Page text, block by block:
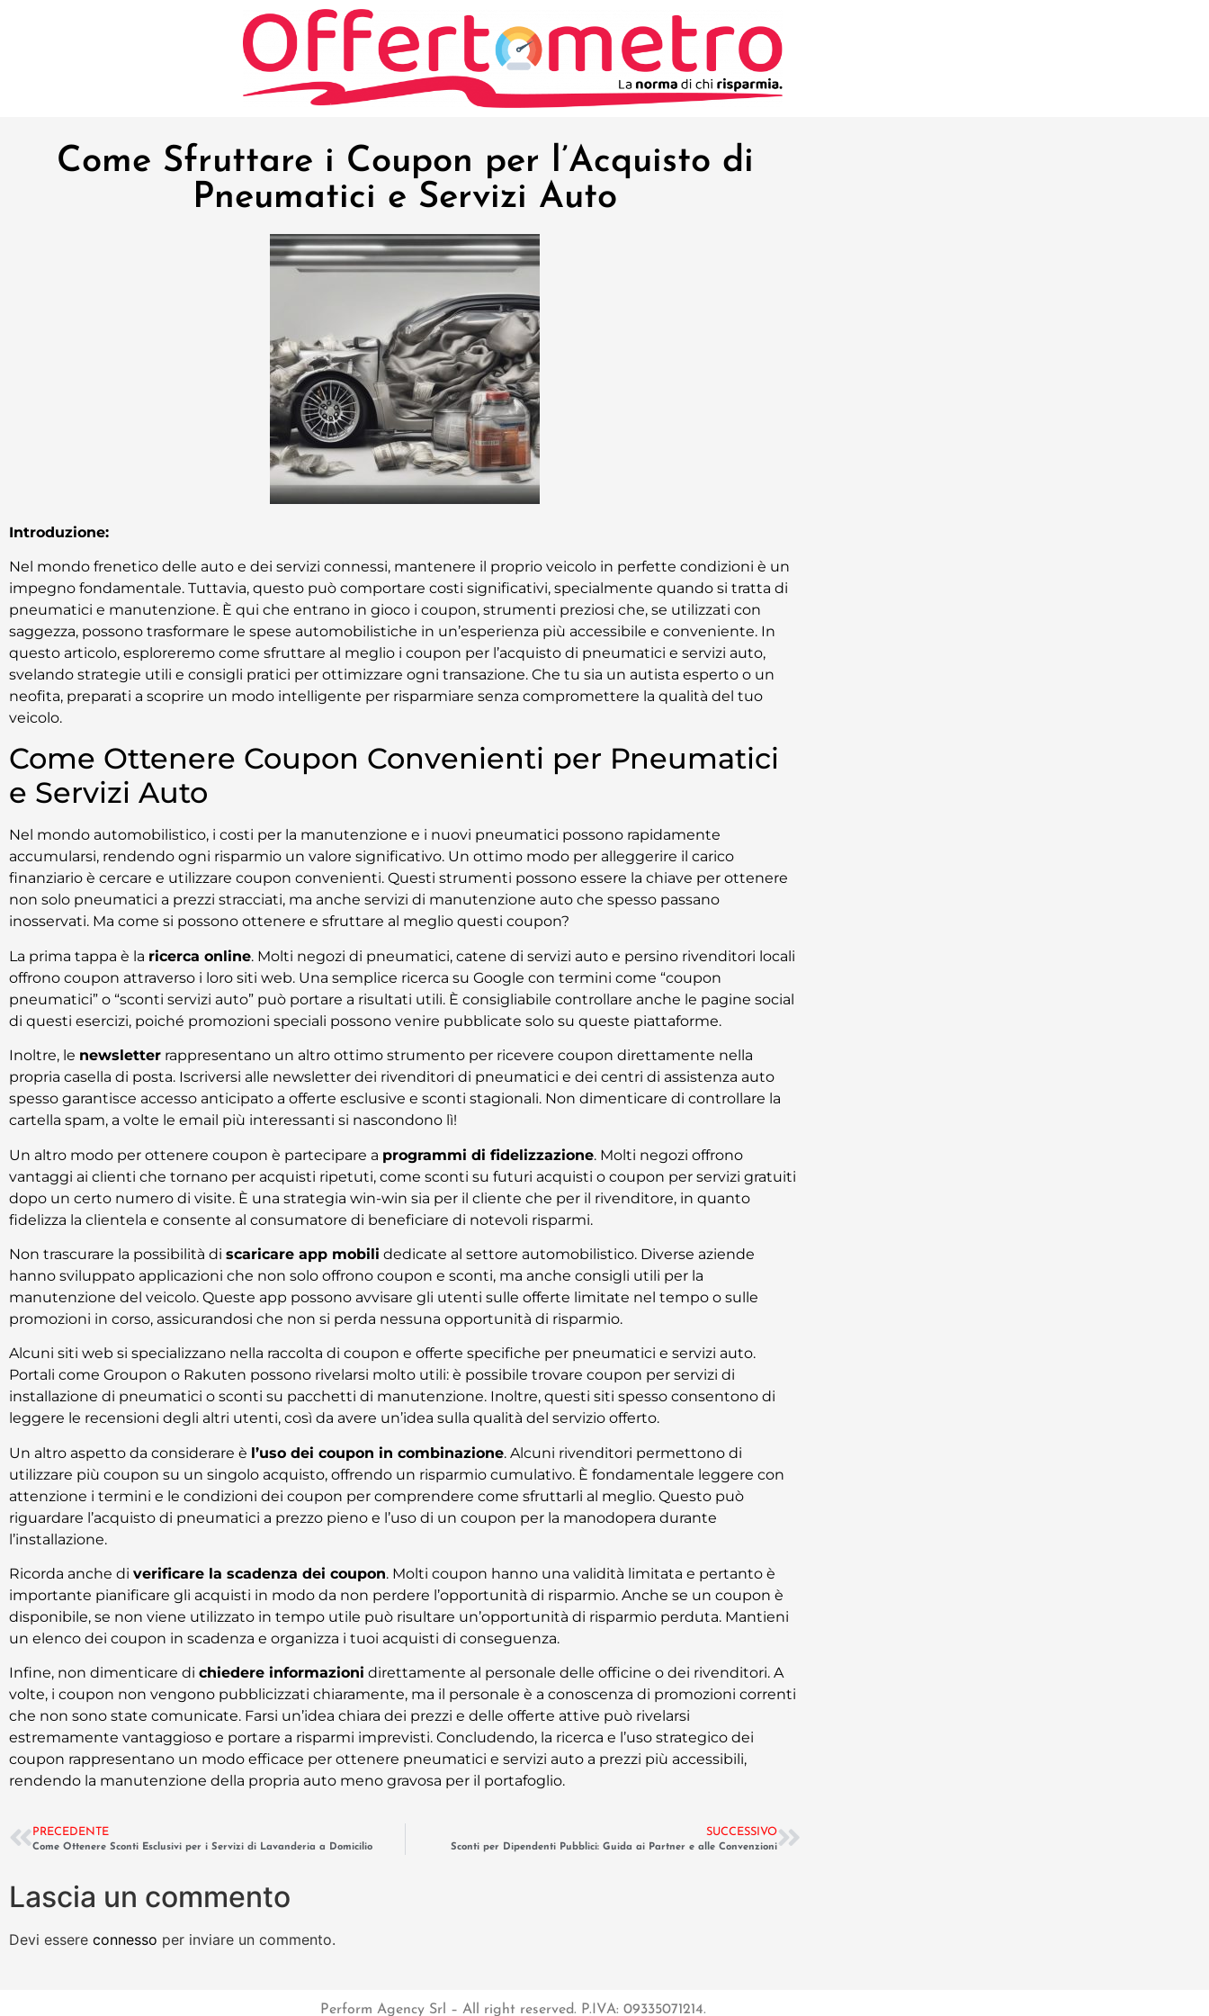
Come Sfruttare i Coupon per l’Acquisto di
Pneumatici e Servizi Auto
Introduzione:
Nel mondo frenetico delle auto e dei servizi connessi, mantenere il proprio veicolo in perfette condizioni è un
impegno fondamentale. Tuttavia, questo può comportare costi significativi, specialmente quando si tratta di
pneumatici e manutenzione. È qui che entrano in gioco i coupon, strumenti preziosi che, se utilizzati con
saggezza, possono trasformare le spese automobilistiche in un’esperienza più accessibile e conveniente. In
questo articolo, esploreremo come sfruttare al meglio i coupon per l’acquisto di pneumatici e servizi auto,
svelando strategie utili e consigli pratici per ottimizzare ogni transazione. Che tu sia un autista esperto o un
neofita, preparati a scoprire un modo intelligente per risparmiare senza compromettere la qualità del tuo
veicolo.
Come Ottenere Coupon Convenienti per Pneumatici
e Servizi Auto
Nel mondo automobilistico, i costi per la manutenzione e i nuovi pneumatici possono rapidamente
accumularsi, rendendo ogni risparmio un valore significativo. Un ottimo modo per alleggerire il carico
finanziario è cercare e utilizzare coupon convenienti. Questi strumenti possono essere la chiave per ottenere
non solo pneumatici a prezzi stracciati, ma anche servizi di manutenzione auto che spesso passano
inosservati. Ma come si possono ottenere e sfruttare al meglio questi coupon?
La prima tappa è la ricerca online. Molti negozi di pneumatici, catene di servizi auto e persino rivenditori locali
offrono coupon attraverso i loro siti web. Una semplice ricerca su Google con termini come “coupon
pneumatici” o “sconti servizi auto” può portare a risultati utili. È consigliabile controllare anche le pagine social
di questi esercizi, poiché promozioni speciali possono venire pubblicate solo su queste piattaforme.
Inoltre, le newsletter rappresentano un altro ottimo strumento per ricevere coupon direttamente nella
propria casella di posta. Iscriversi alle newsletter dei rivenditori di pneumatici e dei centri di assistenza auto
spesso garantisce accesso anticipato a offerte esclusive e sconti stagionali. Non dimenticare di controllare la
cartella spam, a volte le email più interessanti si nascondono lì!
Un altro modo per ottenere coupon è partecipare a programmi di fidelizzazione. Molti negozi offrono
vantaggi ai clienti che tornano per acquisti ripetuti, come sconti su futuri acquisti o coupon per servizi gratuiti
dopo un certo numero di visite. È una strategia win-win sia per il cliente che per il rivenditore, in quanto
fidelizza la clientela e consente al consumatore di beneficiare di notevoli risparmi.
Non trascurare la possibilità di scaricare app mobili dedicate al settore automobilistico. Diverse aziende
hanno sviluppato applicazioni che non solo offrono coupon e sconti, ma anche consigli utili per la
manutenzione del veicolo. Queste app possono avvisare gli utenti sulle offerte limitate nel tempo o sulle
promozioni in corso, assicurandosi che non si perda nessuna opportunità di risparmio.
Alcuni siti web si specializzano nella raccolta di coupon e offerte specifiche per pneumatici e servizi auto.
Portali come Groupon o Rakuten possono rivelarsi molto utili: è possibile trovare coupon per servizi di
installazione di pneumatici o sconti su pacchetti di manutenzione. Inoltre, questi siti spesso consentono di
leggere le recensioni degli altri utenti, così da avere un’idea sulla qualità del servizio offerto.
Un altro aspetto da considerare è l’uso dei coupon in combinazione. Alcuni rivenditori permettono di
utilizzare più coupon su un singolo acquisto, offrendo un risparmio cumulativo. È fondamentale leggere con
attenzione i termini e le condizioni dei coupon per comprendere come sfruttarli al meglio. Questo può
riguardare l’acquisto di pneumatici a prezzo pieno e l’uso di un coupon per la manodopera durante
l’installazione.
Ricorda anche di verificare la scadenza dei coupon. Molti coupon hanno una validità limitata e pertanto è
importante pianificare gli acquisti in modo da non perdere l’opportunità di risparmio. Anche se un coupon è
disponibile, se non viene utilizzato in tempo utile può risultare un’opportunità di risparmio perduta. Mantieni
un elenco dei coupon in scadenza e organizza i tuoi acquisti di conseguenza.
Infine, non dimenticare di chiedere informazioni direttamente al personale delle officine o dei rivenditori. A
volte, i coupon non vengono pubblicizzati chiaramente, ma il personale è a conoscenza di promozioni correnti
che non sono state comunicate. Farsi un’idea chiara dei prezzi e delle offerte attive può rivelarsi
estremamente vantaggioso e portare a risparmi imprevisti. Concludendo, la ricerca e l’uso strategico dei
coupon rappresentano un modo efficace per ottenere pneumatici e servizi auto a prezzi più accessibili,
rendendo la manutenzione della propria auto meno gravosa per il portafoglio.
PRECEDENTE
Come Ottenere Sconti Esclusivi per i Servizi di Lavanderia a Domicilio
SUCCESSIVO
Sconti per Dipendenti Pubblici: Guida ai Partner e alle Convenzioni
Lascia un commento
Devi essere connesso per inviare un commento.
Perform Agency Srl – All right reserved. P.IVA: 09335071214.